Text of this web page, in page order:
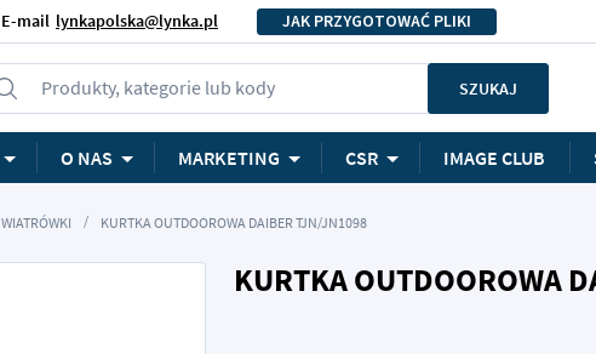
E-mail lynkapolska@lynka.pl JAK PRZYGOTOWAĆ PLIKI
Produkty, kategorie lub kody SZUKAJ
O NAS MARKETING CSR IMAGE CLUB
WIATRÓWKI KURTKA OUTDOOROWA DAIBER TJN/JN1098
KURTKA OUTDOOROWA